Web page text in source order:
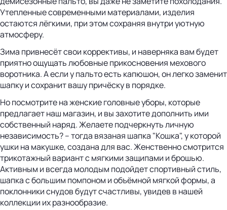
Утепленные современными материалами, изделия
остаются лёгкими, при этом сохраняя внутри уютную
атмосферу.
Зима привнесёт свои коррективы, и наверняка вам будет
приятно ощущать любовные прикосновения мехового
воротника. А если у пальто есть капюшон, он легко заменит
шапку и сохранит вашу причёску в порядке.
Но посмотрите на женские головные уборы, которые
предлагает наш магазин, и вы захотите дополнить ими
собственный наряд. Желаете подчеркнуть личную
независимость? – тогда вязаная шапка "Кошка", у которой
ушки на макушке, создана для вас. Женственно смотрится
трикотажный вариант с мягкими защипами и брошью.
Активным и всегда молодым подойдет спортивный стиль,
шапка с большим помпоном и объёмной мягкой формы, а
поклонники снудов будут счастливы, увидев в нашей
коллекции их разнообразие.